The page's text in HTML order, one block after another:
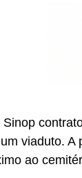
viaduto.
ao